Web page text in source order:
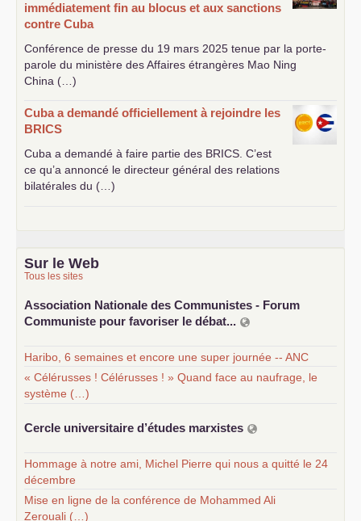
immédiatement fin au blocus et aux sanctions
contre Cuba
Conférence de presse du 19 mars 2025 tenue par la porte-
parole du ministère des Affaires étrangères Mao Ning
China (…)
Cuba a demandé officiellement à rejoindre les
BRICS
Cuba a demandé à faire partie des BRICS . C’est
ce qu’a annoncé le directeur général des relations
bilatérales du (…)
Sur le Web
Tous les sites
Association Nationale des Communistes - Forum
Communiste pour favoriser le débat...
Haribo, 6 semaines et encore une super journée -- ANC
« Célérusses ! Célérusses ! » Quand face au naufrage, le
système (…)
Cercle universitaire d’études marxistes
Hommage à notre ami, Michel Pierre qui nous a quitté le 24
décembre
Mise en ligne de la conférence de Mohammed Ali
Zerouali (…)